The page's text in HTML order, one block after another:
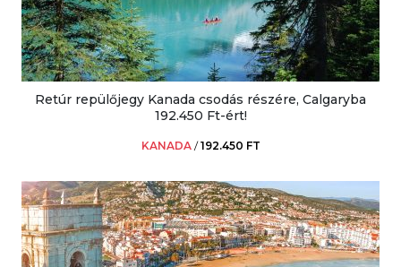
Retúr repülőjegy Kanada csodás részére, Calgaryba
192.450 Ft-ért!
KANADA /192.450 FT